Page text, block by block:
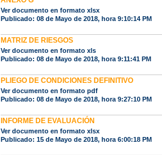
Ver documento en formato xlsx
Publicado: 08 de Mayo de 2018, hora 9:10:14 PM
MATRIZ DE RIESGOS
Ver documento en formato xls
Publicado: 08 de Mayo de 2018, hora 9:11:41 PM
PLIEGO DE CONDICIONES DEFINITIVO
Ver documento en formato pdf
Publicado: 08 de Mayo de 2018, hora 9:27:10 PM
INFORME DE EVALUACIÓN
Ver documento en formato xlsx
Publicado: 15 de Mayo de 2018, hora 6:00:18 PM